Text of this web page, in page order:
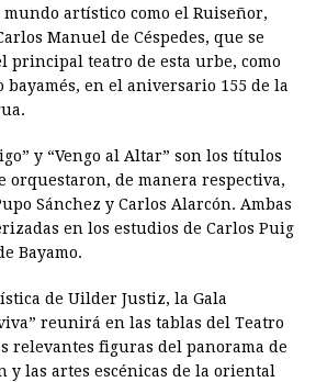
artístico como el Ruiseñor,
Manuel de Céspedes, que se
principal teatro de esta urbe, como
bayamés, en el aniversario 155 de la
y “Vengo al Altar” son los títulos
orquestaron, de manera respectiva,
Sánchez y Carlos Alarcón. Ambas
en los estudios de Carlos Puig
Bayamo.
de Uilder Justiz, la Gala
reunirá en las tablas del Teatro
relevantes figuras del panorama de
y las artes escénicas de la oriental